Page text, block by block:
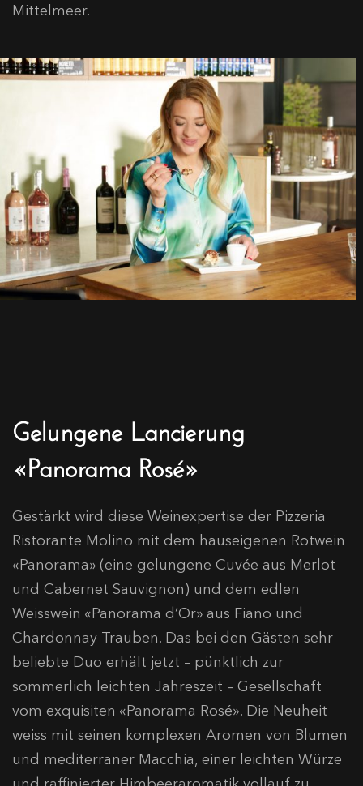
Mittelmeer.
Gelungene Lancierung
«Panorama Rosé»
Gestärkt wird diese Weinexpertise der Pizzeria
Ristorante Molino mit dem hauseigenen Rotwein
«Panorama» (eine gelungene Cuvée aus Merlot
und Cabernet Sauvignon) und dem edlen
Weisswein «Panorama d’Or» aus Fiano und
Chardonnay Trauben. Das bei den Gästen sehr
beliebte Duo erhält jetzt – pünktlich zur
sommerlich leichten Jahreszeit – Gesellschaft
vom exquisiten «Panorama Rosé». Die Neuheit
weiss mit seinen komplexen Aromen von Blumen
und mediterraner Macchia, einer leichten Würze